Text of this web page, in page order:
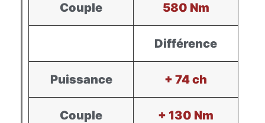
Couple 580 Nm
Différence
Puissance + 74 ch
Couple + 130 Nm